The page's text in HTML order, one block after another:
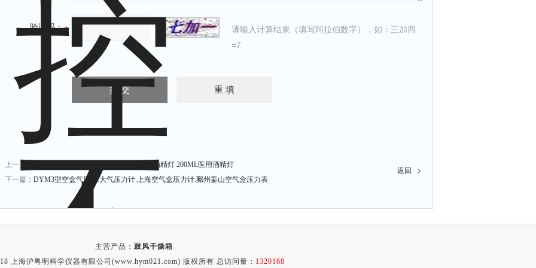
验证码：
请输入计算结果（填写阿拉伯数字），如：三加四
=7
上一篇：
BXG-200泄露/爆酒精灯 BXG全不锈钢酒精灯 200ML医用酒精灯
下一篇： DYM3型空盒气压表.大气压力计.上海空气盒压力计.鄞州姜山空气盒压力表
返回
主营产品： 鼓风干燥箱
上海沪粤明科学仪器有限公司(www.hym021.com) 版权所有 总访问量： 1320168